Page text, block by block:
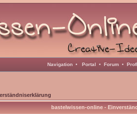
Navigation • Portal • Forum •
bastelwissen-online -